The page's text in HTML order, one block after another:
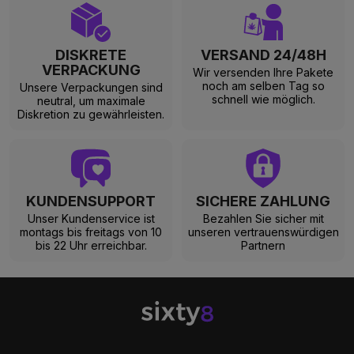
DISKRETE
VERPACKUNG
Unsere Verpackungen sind
neutral, um maximale
Diskretion zu gewährleisten.
VERSAND 24/48H
Wir versenden Ihre Pakete
noch am selben Tag so
schnell wie möglich.
KUNDENSUPPORT
Unser Kundenservice ist
montags bis freitags von 10
bis 22 Uhr erreichbar.
SICHERE ZAHLUNG
Bezahlen Sie sicher mit
unseren vertrauenswürdigen
Partnern